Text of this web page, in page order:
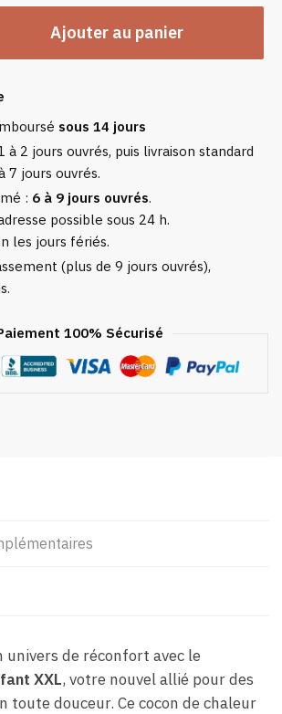
Ajouter au panier
sous 14 jours
à 2 jours ouvrés, puis livraison standard
7 jours ouvrés.
: 6 à 9 jours ouvrés.
possible sous 24 h.
les jours fériés.
(plus de 9 jours ouvrés),
100% Sécurisé
univers de réconfort avec le
XXL, votre nouvel allié pour des
toute douceur. Ce cocon de chaleur